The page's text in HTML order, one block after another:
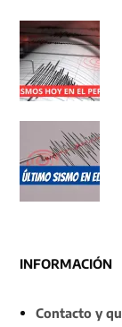
INFORMACIÓN
Contacto y